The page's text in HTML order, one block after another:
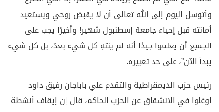
وأتوسل اليوم إلى الله تعالى أن لا يقبض روحي ويستعيد
أمانته قبل إحياء جامعة إسطنبول شهير! وأخيرًا يجب على
الجميع أن يعلموا جيدًا أنه لم ينتهِ كل شيء بعدُ، بل كل شيء
يبدأ الآن”، على حد تعبيره.
رئيس حزب الديمقراطية والتقدم علي باباجان رفيق داود
اوغلوا في الانشقاق عن الحزب الحاكم، قال إن إيقاف أنشطة